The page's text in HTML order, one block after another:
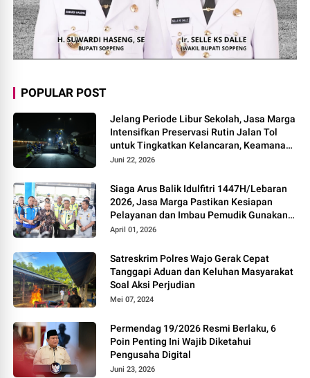
POPULAR POST
Jelang Periode Libur Sekolah, Jasa Marga
Intensifkan Preservasi Rutin Jalan Tol
untuk Tingkatkan Kelancaran, Keamanan
dan Kenyamanan Perjalanan
Juni 22, 2026
Siaga Arus Balik Idulfitri 1447H/Lebaran
2026, Jasa Marga Pastikan Kesiapan
Pelayanan dan Imbau Pemudik Gunakan
Rest Area Alternatif
April 01, 2026
Satreskrim Polres Wajo Gerak Cepat
Tanggapi Aduan dan Keluhan Masyarakat
Soal Aksi Perjudian
Mei 07, 2024
Permendag 19/2026 Resmi Berlaku, 6
Poin Penting Ini Wajib Diketahui
Pengusaha Digital
Juni 23, 2026